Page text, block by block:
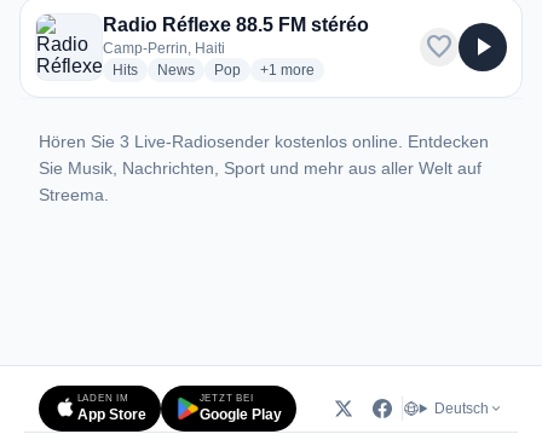
Radio Réflexe 88.5 FM stéréo
Camp-Perrin, Haiti
Hitsradio stations
Newsradio stations
Popradio stations
+1 more genres for Radio Réflexe 88.5 FM
more
favorite play_arrow
Hören Sie 3 Live-Radiosender kostenlos online. Entdecken
Sie Musik, Nachrichten, Sport und mehr aus aller Welt auf
Streema.
LADEN IM
App Store
JETZT BEI
Google Play Deutsch